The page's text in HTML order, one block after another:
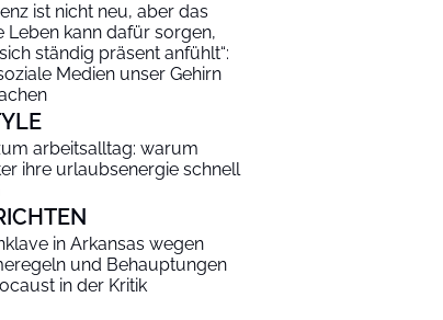
ist nicht neu, aber das
Leben kann dafür sorgen,
ständig präsent anfühlt“:
Medien unser Gehirn
arbeitsalltag: warum
ihre urlaubsenergie schnell
in Arkansas wegen
und Behauptungen
in der Kritik